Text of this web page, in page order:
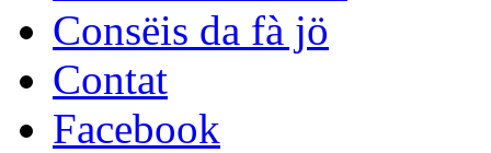
Consëis da fà jö
Contat
Facebook